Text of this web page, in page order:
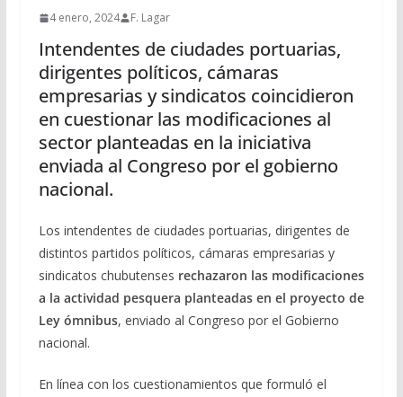
4 enero, 2024 F. Lagar
Intendentes de ciudades portuarias,
dirigentes políticos, cámaras
empresarias y sindicatos coincidieron
en cuestionar las modificaciones al
sector planteadas en la iniciativa
enviada al Congreso por el gobierno
nacional.
Los intendentes de ciudades portuarias, dirigentes de
distintos partidos políticos, cámaras empresarias y
sindicatos chubutenses rechazaron las modificaciones
a la actividad pesquera planteadas en el proyecto de
Ley ómnibus, enviado al Congreso por el Gobierno
nacional.
En línea con los cuestionamientos que formuló el